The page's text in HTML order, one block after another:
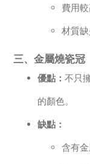
費用
材質
三、金屬燒瓷冠
優點：不只
的顏色。
缺點：
含有